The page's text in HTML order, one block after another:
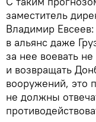
заместитель
Владимир
в альянс даже
за нее воевать
и возвращать
вооружений, это
не должны